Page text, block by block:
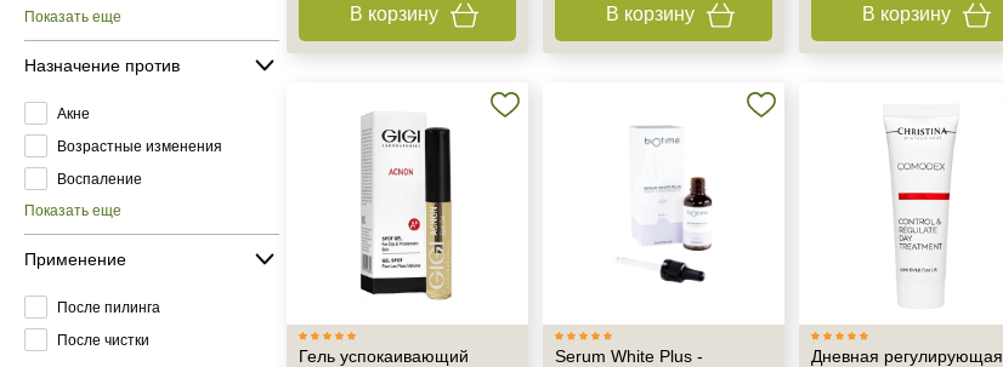
Показать еще
Назначение против
Акне
Возрастные изменения
Воспаление
Показать еще
Применение
После пилинга
После чистки
В корзину В корзину В корзину
Гель успокаивающий
Serum White Plus -
Дневная регулирующая